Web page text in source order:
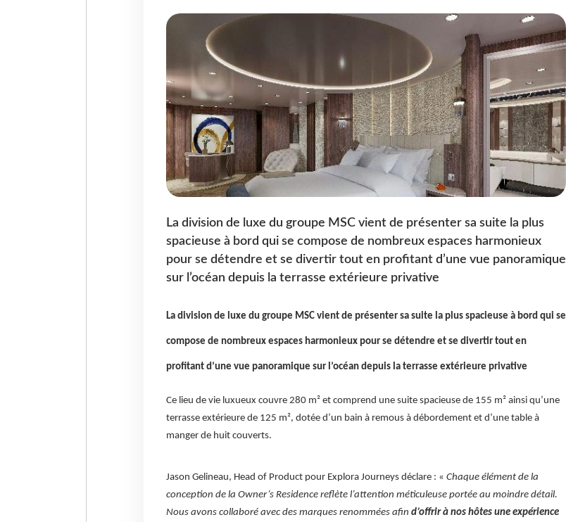
La division de luxe du groupe MSC vient de présenter sa suite la plus
spacieuse à bord qui se compose de nombreux espaces harmonieux
pour se détendre et se divertir tout en profitant d’une vue panoramique
sur l’océan depuis la terrasse extérieure privative
La division de luxe du groupe MSC vient de présenter sa suite la plus spacieuse à bord qui se
compose de nombreux espaces harmonieux pour se détendre et se divertir tout en
profitant d’une vue panoramique sur l’océan depuis la terrasse extérieure privative
Ce lieu de vie luxueux couvre 280 m² et comprend une suite spacieuse de 155 m² ainsi qu’une
terrasse extérieure de 125 m², dotée d’un bain à remous à débordement et d’une table à
manger de huit couverts.
Jason Gelineau, Head of Product pour Explora Journeys déclare : « Chaque élément de la
conception de la Owner’s Residence reflète l’attention méticuleuse portée au moindre détail.
Nous avons collaboré avec des marques renommées afin d’offrir à nos hôtes une expérience